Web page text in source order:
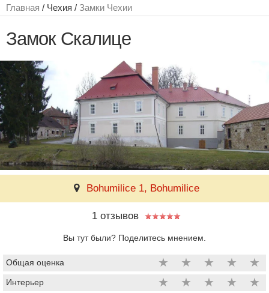
Главная / Чехия / Замки Чехии
Замок Скалице
Bohumilice 1, Bohumilice
1 отзывов
Вы тут были? Поделитесь мнением.
Общая оценка ★ ★ ★ ★ ★
Интерьер ★ ★ ★ ★ ★